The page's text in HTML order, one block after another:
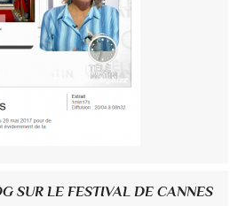
SUR LE FESTIVAL DE CANNES